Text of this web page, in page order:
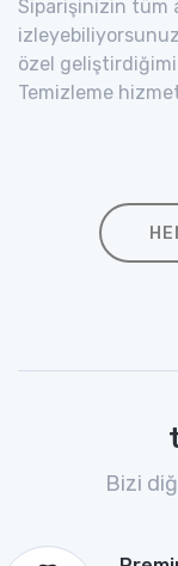
Siparişinizin tüm
özel
Temizleme
Bizi